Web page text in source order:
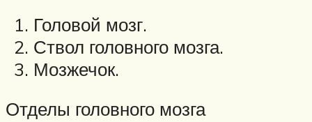
Головой мозг.
Ствол головного мозга.
Мозжечок.
Отделы головного мозга